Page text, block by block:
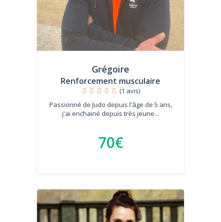
Grégoire
Renforcement musculaire
(1 avis)
Passionné de Judo depuis l'âge de 5 ans,
j'ai enchainé depuis très jeune...
70€